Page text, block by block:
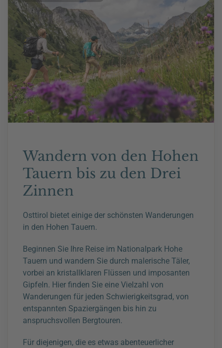
Wandern von den Hohen
Tauern bis zu den Drei
Zinnen
Osttirol bietet einige der schönsten Wanderungen
in den Hohen Tauern.
Beginnen Sie Ihre Reise im Nationalpark Hohe
Tauern und wandern Sie durch malerische Täler,
vorbei an kristallklaren Flüssen und imposanten
Gipfeln. Hier finden Sie eine Vielzahl von
Wanderungen für jeden Schwierigkeitsgrad, von
entspannten Spaziergängen bis hin zu
anspruchsvollen Bergtouren.
Für diejenigen, die es etwas abenteuerlicher